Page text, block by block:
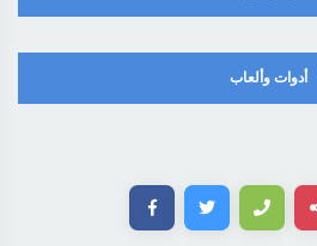
أدوات وألعاب